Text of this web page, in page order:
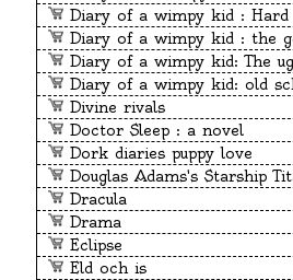
Diary of a wimpy kid : Hard
Diary of a wimpy kid : the
Diary of a wimpy kid: The
Diary of a wimpy kid: old
Divine rivals
Doctor Sleep : a novel
Dork diaries puppy love
Douglas Adams's Starship
Dracula
Drama
Eclipse
Eld och is